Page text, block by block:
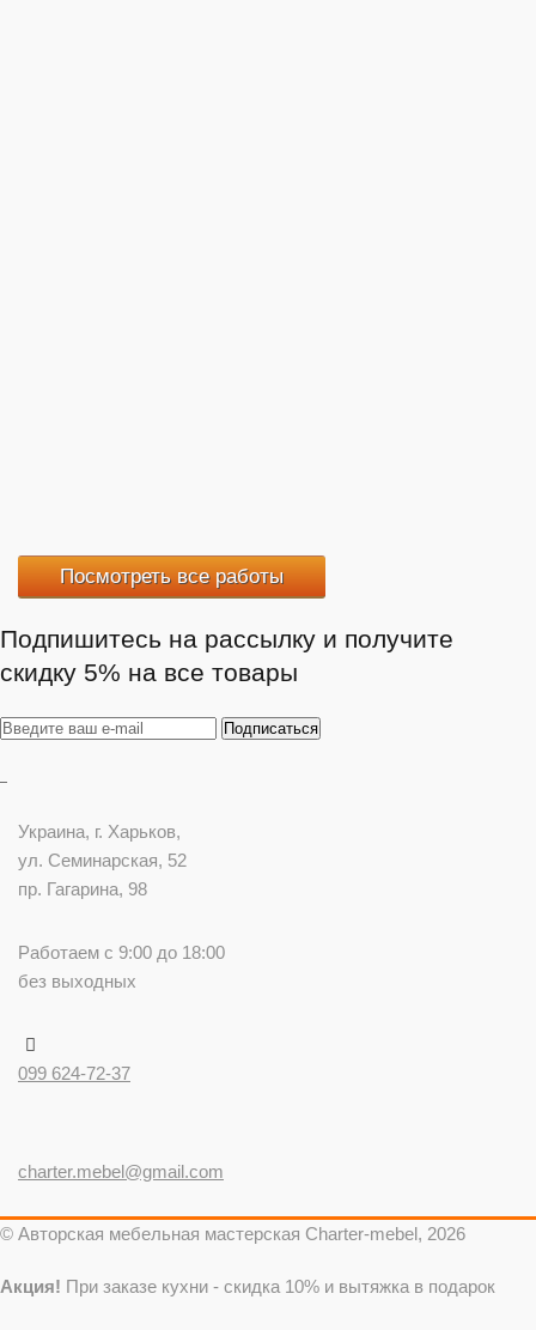
Посмотреть все работы
Подпишитесь на рассылку и получите
скидку 5% на все товары
Украина, г. Харьков,
ул. Семинарская, 52
пр. Гагарина, 98
Работаем с 9:00 до 18:00
без выходных
099 624-72-37
charter.mebel@gmail.com
© Авторская мебельная мастерская Charter-mebel, 2026
Акция! При заказе кухни - скидка 10% и вытяжка в подарок